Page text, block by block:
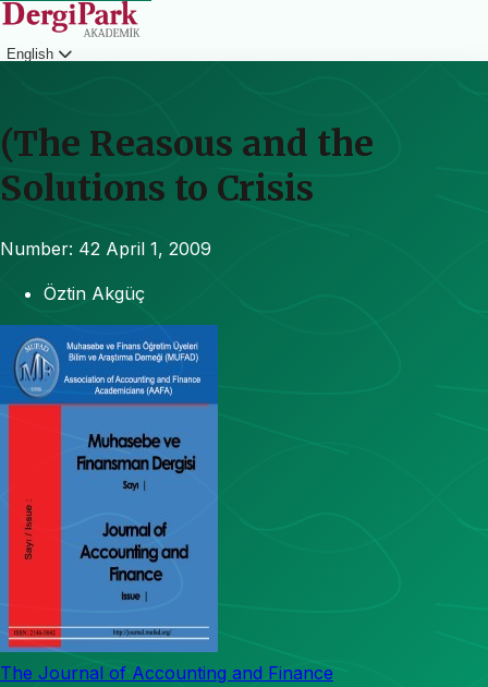
English
(The Reasous and the
Solutions to Crisis
Number: 42 April 1, 2009
Öztin Akgüç
The Journal of Accounting and Finance